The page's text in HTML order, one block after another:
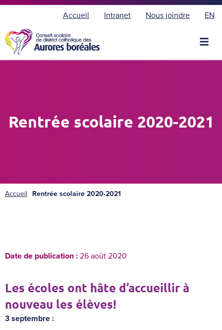
Accueil Intranet Nous joindre EN
i
Rentrée scolaire 2020-2021
Accueil Rentrée scolaire 2020-2021
Date de publication :26 août 2020
Les écoles ont hâte d’accueillir à
nouveau les élèves!
3 septembre :